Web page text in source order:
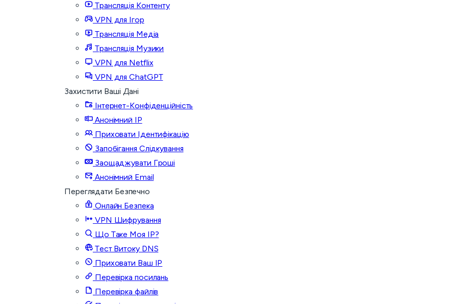
Трансляція Контенту
VPN для Ігор
Трансляція Медіа
Трансляція Музики
VPN для Netflix
VPN для ChatGPT
Захистити Ваші Дані
Інтернет-Конфіденційність
Анонімний IP
Приховати Ідентифікацію
Запобігання Слідкування
Заощаджувати Гроші
Анонімний Email
Переглядати Безпечно
Онлайн Безпека
VPN Шифрування
Що Таке Моя IP?
Тест Витоку DNS
Приховати Ваш IP
Перевірка посилань
Перевірка файлів